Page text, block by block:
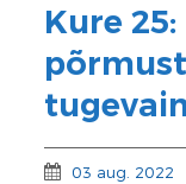
Kure
03 aug. 2022